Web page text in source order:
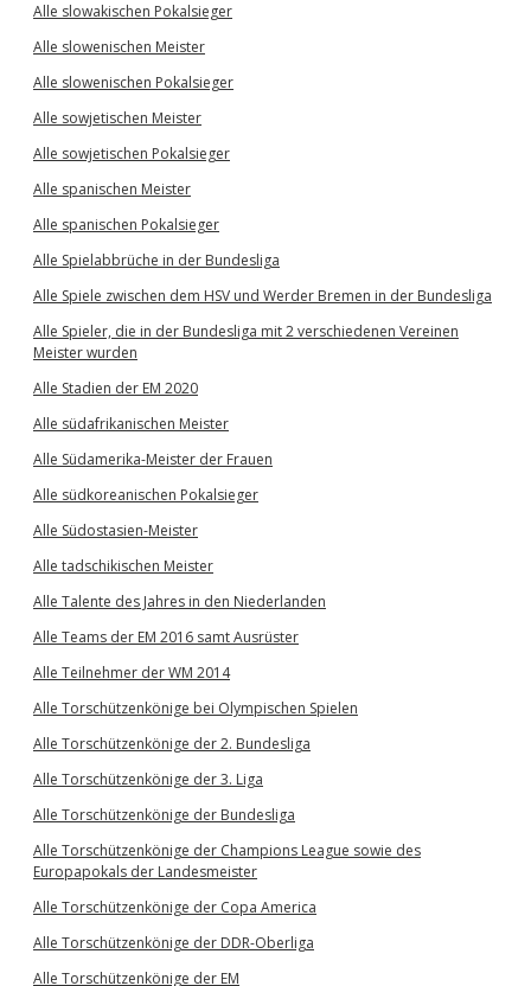
Alle slowakischen Pokalsieger
Alle slowenischen Meister
Alle slowenischen Pokalsieger
Alle sowjetischen Meister
Alle sowjetischen Pokalsieger
Alle spanischen Meister
Alle spanischen Pokalsieger
Alle Spielabbrüche in der Bundesliga
Alle Spiele zwischen dem HSV und Werder Bremen in der Bundesliga
Alle Spieler, die in der Bundesliga mit 2 verschiedenen Vereinen
Meister wurden
Alle Stadien der EM 2020
Alle südafrikanischen Meister
Alle Südamerika-Meister der Frauen
Alle südkoreanischen Pokalsieger
Alle Südostasien-Meister
Alle tadschikischen Meister
Alle Talente des Jahres in den Niederlanden
Alle Teams der EM 2016 samt Ausrüster
Alle Teilnehmer der WM 2014
Alle Torschützenkönige bei Olympischen Spielen
Alle Torschützenkönige der 2. Bundesliga
Alle Torschützenkönige der 3. Liga
Alle Torschützenkönige der Bundesliga
Alle Torschützenkönige der Champions League sowie des
Europapokals der Landesmeister
Alle Torschützenkönige der Copa America
Alle Torschützenkönige der DDR-Oberliga
Alle Torschützenkönige der EM